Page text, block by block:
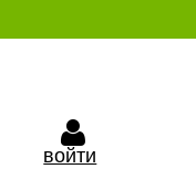
войти